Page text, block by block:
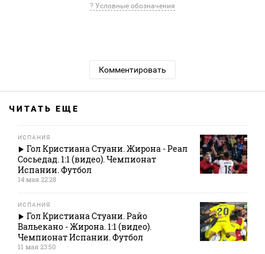
? Условные обозначения
Комментировать
ЧИТАТЬ ЕЩЕ
ИСПАНИЯ
Гол Кристиана Стуани. Жирона - Реал
Сосьедад. 1:1 (видео). Чемпионат
Испании. Футбол
14 мая 22:28
ИСПАНИЯ
Гол Кристиана Стуани. Райо
Вальекано - Жирона. 1:1 (видео).
Чемпионат Испании. Футбол
11 мая 23:50